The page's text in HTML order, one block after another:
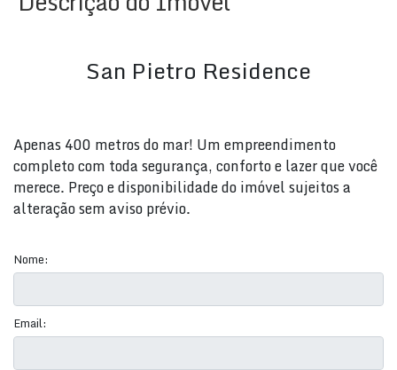
San Pietro Residence
Apenas 400 metros do mar! Um empreendimento
completo com toda segurança, conforto e lazer que você
merece. Preço e disponibilidade do imóvel sujeitos a
alteração sem aviso prévio.
Nome:
Email: